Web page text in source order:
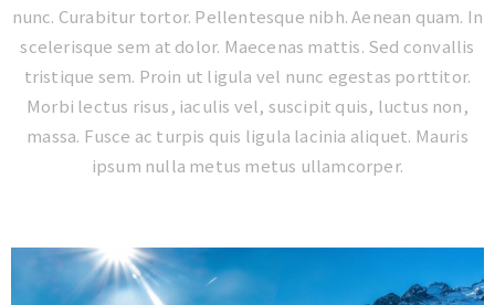
nunc. Curabitur tortor. Pellentesque nibh. Aenean quam. In
scelerisque sem at dolor. Maecenas mattis. Sed convallis
tristique sem. Proin ut ligula vel nunc egestas porttitor.
Morbi lectus risus, iaculis vel, suscipit quis, luctus non,
massa. Fusce ac turpis quis ligula lacinia aliquet. Mauris
ipsum nulla metus metus ullamcorper.